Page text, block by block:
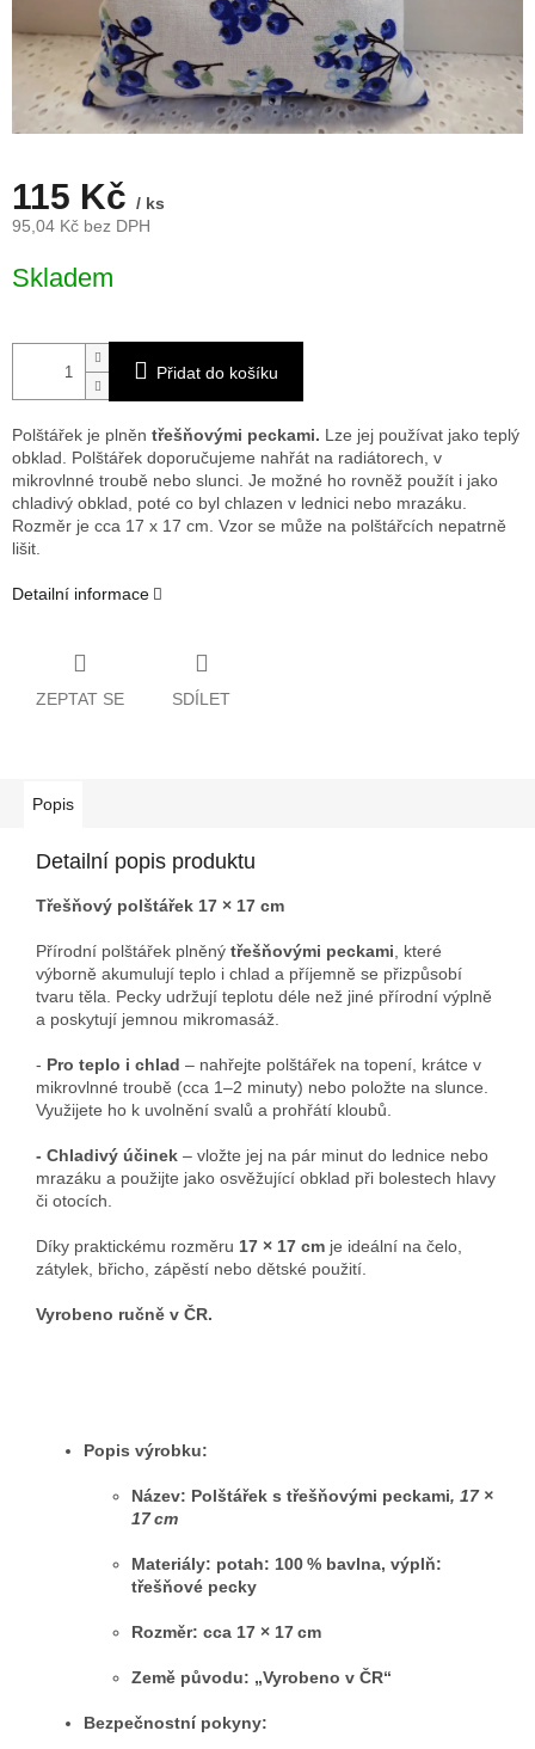
115 Kč / ks
95,04 Kč bez DPH
cena:
Skladem
Přidat do košíku
Polštářek je plněn třešňovými peckami. Lze jej používat jako teplý
obklad. Polštářek doporučujeme nahřát na radiátorech, v
mikrovlnné troubě nebo slunci. Je možné ho rovněž použít i jako
chladivý obklad, poté co byl chlazen v lednici nebo mrazáku.
Rozměr je cca 17 x 17 cm. Vzor se může na polštářcích nepatrně
lišit.
Detailní informace
ZEPTAT SE SDÍLET
Popis
Detailní popis produktu
Třešňový polštářek 17 × 17 cm
Přírodní polštářek plněný třešňovými peckami , které
výborně akumulují teplo i chlad a příjemně se přizpůsobí
tvaru těla. Pecky udržují teplotu déle než jiné přírodní výplně
a poskytují jemnou mikromasáž.
- Pro teplo i chlad – nahřejte polštářek na topení, krátce v
mikrovlnné troubě (cca 1–2 minuty) nebo položte na slunce.
Využijete ho k uvolnění svalů a prohřátí kloubů.
- Chladivý účinek – vložte jej na pár minut do lednice nebo
mrazáku a použijte jako osvěžující obklad při bolestech hlavy
či otocích.
Díky praktickému rozměru 17 × 17 cm je ideální na čelo,
zátylek, břicho, zápěstí nebo dětské použití.
Vyrobeno ručně v ČR.
Popis výrobku:
Název: Polštářek s třešňovými peckami, 17 ×
17 cm
Materiály: potah: 100 % bavlna, výplň:
třešňové pecky
Rozměr: cca 17 × 17 cm
Země původu: „Vyrobeno v ČR“
Bezpečnostní pokyny: